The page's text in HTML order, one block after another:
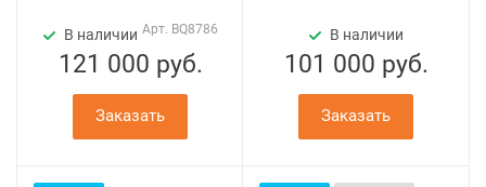
В наличии Арт. BQ8786
121 000 руб.
Заказать
В наличии
101 000 руб.
Заказать